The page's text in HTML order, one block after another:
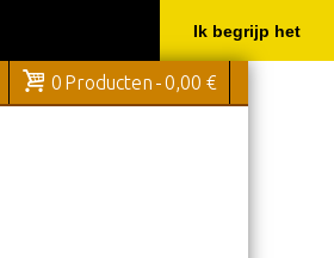
Ik begrijp het
0 Producten -0,00 €